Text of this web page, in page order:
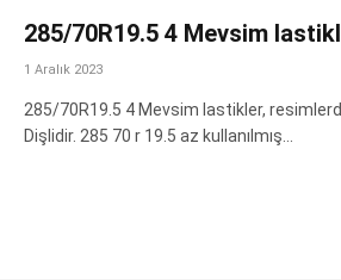
285/70R19.5 4 Mevsim
1 Aralık 2023
285/70R19.5 4 Mevsim lastikler,
Dişlidir. 285 70 r 19.5 az kullanılmış…